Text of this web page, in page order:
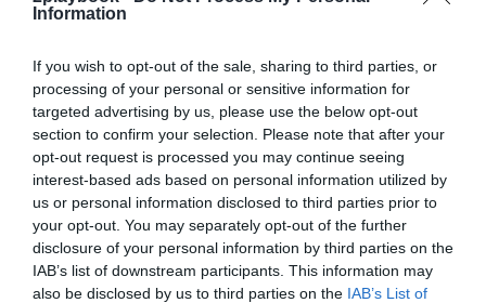
Information
If you wish to opt-out of the sale, sharing to third parties, or
processing of your personal or sensitive information for
targeted advertising by us, please use the below opt-out
section to confirm your selection. Please note that after your
opt-out request is processed you may continue seeing
interest-based ads based on personal information utilized by
us or personal information disclosed to third parties prior to
your opt-out. You may separately opt-out of the further
disclosure of your personal information by third parties on the
IAB’s list of downstream participants. This information may
also be disclosed by us to third parties on the IAB’s List of
Índex2P
FC Barcelona
¡Suscríbete!
Compartir
Imprimir